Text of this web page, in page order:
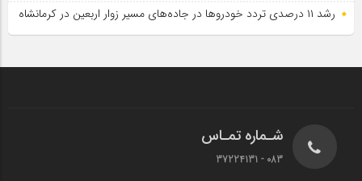
رشد ۱۱ درصدی تردد خودروها در جاده‌های مسیر زوار اربعین در کرمانشاه
شـماره تمـاس
083 - 37224131